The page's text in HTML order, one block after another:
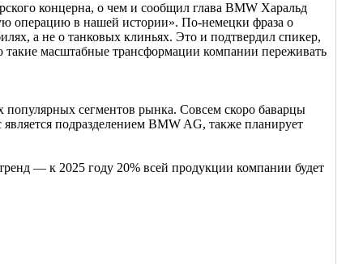
концерна, о чем и сообщил глава BMW Харальд
операцию в нашей истории». По-немецки фраза о
а не о танковых клиньях. Это и подтвердил спикер,
такие масштабные трансформации компании переживать
сегментов рынка. Совсем скоро баварцы
подразделением BMW AG, также планирует
— к 2025 году 20% всей продукции компании будет